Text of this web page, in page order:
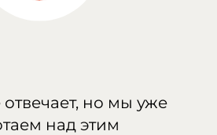
но мы уже
над этим